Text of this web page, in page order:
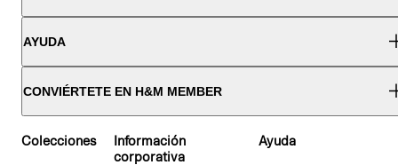
AYUDA
CONVIÉRTETE EN H&M MEMBER
Colecciones
Información
corporativa
Ayuda